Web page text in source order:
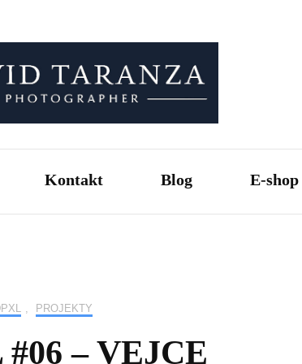
na kterých záleží.
Kontakt Blog E-shop
PROJEKTY
– VEJCE